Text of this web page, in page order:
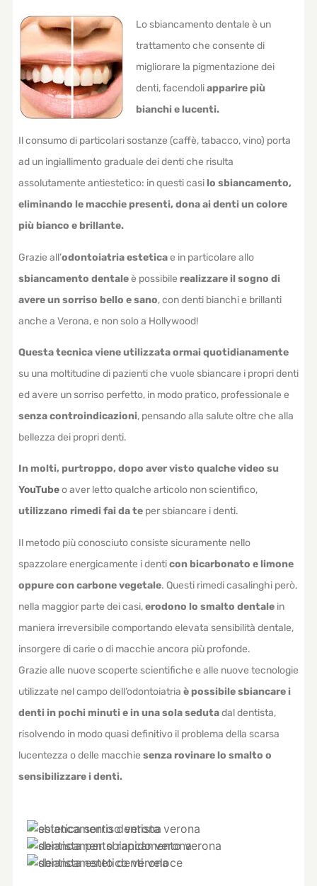
Lo sbiancamento dentale è un
trattamento che consente di
migliorare la pigmentazione dei
denti, facendoliapparire più
bianchi e lucenti.
Il consumo di particolari sostanze (caffè, tabacco, vino) porta
ad un ingiallimento graduale dei denti che risulta
assolutamente antiestetico: in questi casi lo sbiancamento,
eliminando le macchie presenti, dona ai denti un colore
più bianco e brillante.
Grazie all’odontoiatria esteticae in particolare allo
sbiancamento dentaleè possibile realizzare il sogno di
avere un sorriso bello e sano, con denti bianchi e brillanti
anche a Verona, e non solo a Hollywood!
Questa tecnica viene utilizzata ormai quotidianamente
su una moltitudine di pazienti che vuole sbiancare i propri denti
ed avere un sorriso perfetto, in modo pratico, professionale e
senza controindicazioni, pensando alla salute oltre che alla
bellezza dei propri denti.
In molti, purtroppo, dopo aver visto qualche video su
YouTubeo aver letto qualche articolo non scientifico,
utilizzano rimedi fai da teper sbiancare i denti.
Il metodo più conosciuto consiste sicuramente nello
spazzolare energicamente i denticon bicarbonato e limone
oppure con carbone vegetale. Questi rimedi casalinghi però,
nella maggior parte dei casi,erodono lo smalto dentalein
maniera irreversibile comportando elevata sensibilità dentale,
insorgere di carie o di macchie ancora più profonde.
Grazie alle nuove scoperte scientifiche e alle nuove tecnologie
utilizzate nel campo dell’odontoiatria è possibile sbiancare i
denti in pochi minuti e in una sola sedutadal dentista,
risolvendo in modo quasi definitivo il problema della scarsa
lucentezza o delle macchie senza rovinare lo smalto o
sensibilizzare i denti.